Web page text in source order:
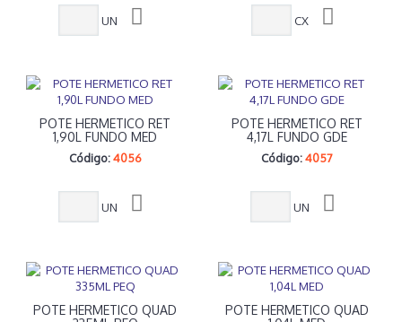
UN CX
POTE HERMETICO RET
1,90L FUNDO MED
Código: 4056
UN
POTE HERMETICO RET
4,17L FUNDO GDE
Código:4057
UN
POTE HERMETICO QUAD
POTE HERMETICO QUAD